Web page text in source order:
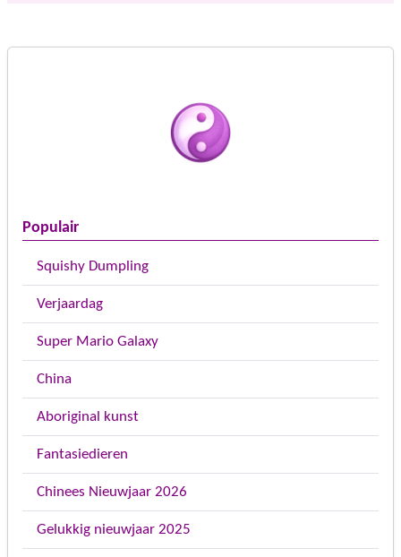
Populair
Squishy Dumpling
Verjaardag
Super Mario Galaxy
China
Aboriginal kunst
Fantasiedieren
Chinees Nieuwjaar 2026
Gelukkig nieuwjaar 2025